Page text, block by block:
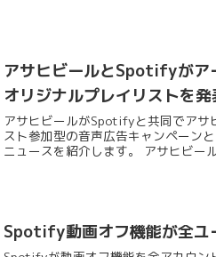
アサヒビールとSpotifyがア
オリジナルプレイリストを発
アサヒビールがSpotifyと共同でアサ
スト参加型の音声広告キャンペーン
ニュースを紹介します。 アサヒビー
Spotify動画オフ機能が全ユ